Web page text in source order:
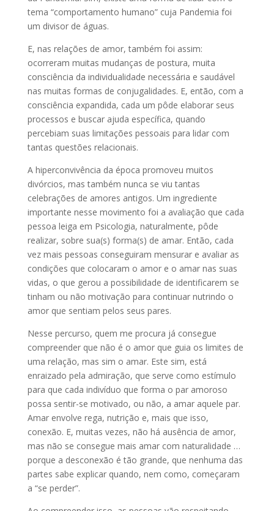
tema “comportamento humano” cuja Pandemia foi
um divisor de águas.
E, nas relações de amor, também foi assim:
ocorreram muitas mudanças de postura, muita
consciência da individualidade necessária e saudável
nas muitas formas de conjugalidades. E, então, com a
consciência expandida, cada um pôde elaborar seus
processos e buscar ajuda específica, quando
percebiam suas limitações pessoais para lidar com
tantas questões relacionais.
A hiperconvivência da época promoveu muitos
divórcios, mas também nunca se viu tantas
celebrações de amores antigos. Um ingrediente
importante nesse movimento foi a avaliação que cada
pessoa leiga em Psicologia, naturalmente, pôde
realizar, sobre sua(s) forma(s) de amar. Então, cada
vez mais pessoas conseguiram mensurar e avaliar as
condições que colocaram o amor e o amar nas suas
vidas, o que gerou a possibilidade de identificarem se
tinham ou não motivação para continuar nutrindo o
amor que sentiam pelos seus pares.
Nesse percurso, quem me procura já consegue
compreender que não é o amor que guia os limites de
uma relação, mas sim o amar. Este sim, está
enraizado pela admiração, que serve como estímulo
para que cada indivíduo que forma o par amoroso
possa sentir-se motivado, ou não, a amar aquele par.
Amar envolve rega, nutrição e, mais que isso,
conexão. E, muitas vezes, não há ausência de amor,
mas não se consegue mais amar com naturalidade …
porque a desconexão é tão grande, que nenhuma das
partes sabe explicar quando, nem como, começaram
a “se perder”.